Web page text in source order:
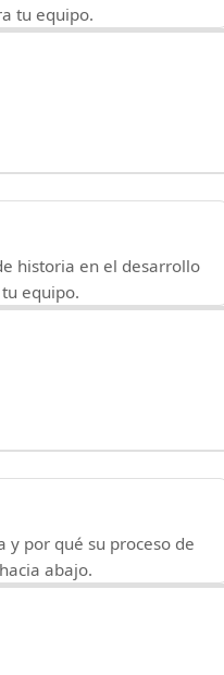
tu equipo.
historia en el desarrollo
equipo.
y por qué su proceso de
abajo.